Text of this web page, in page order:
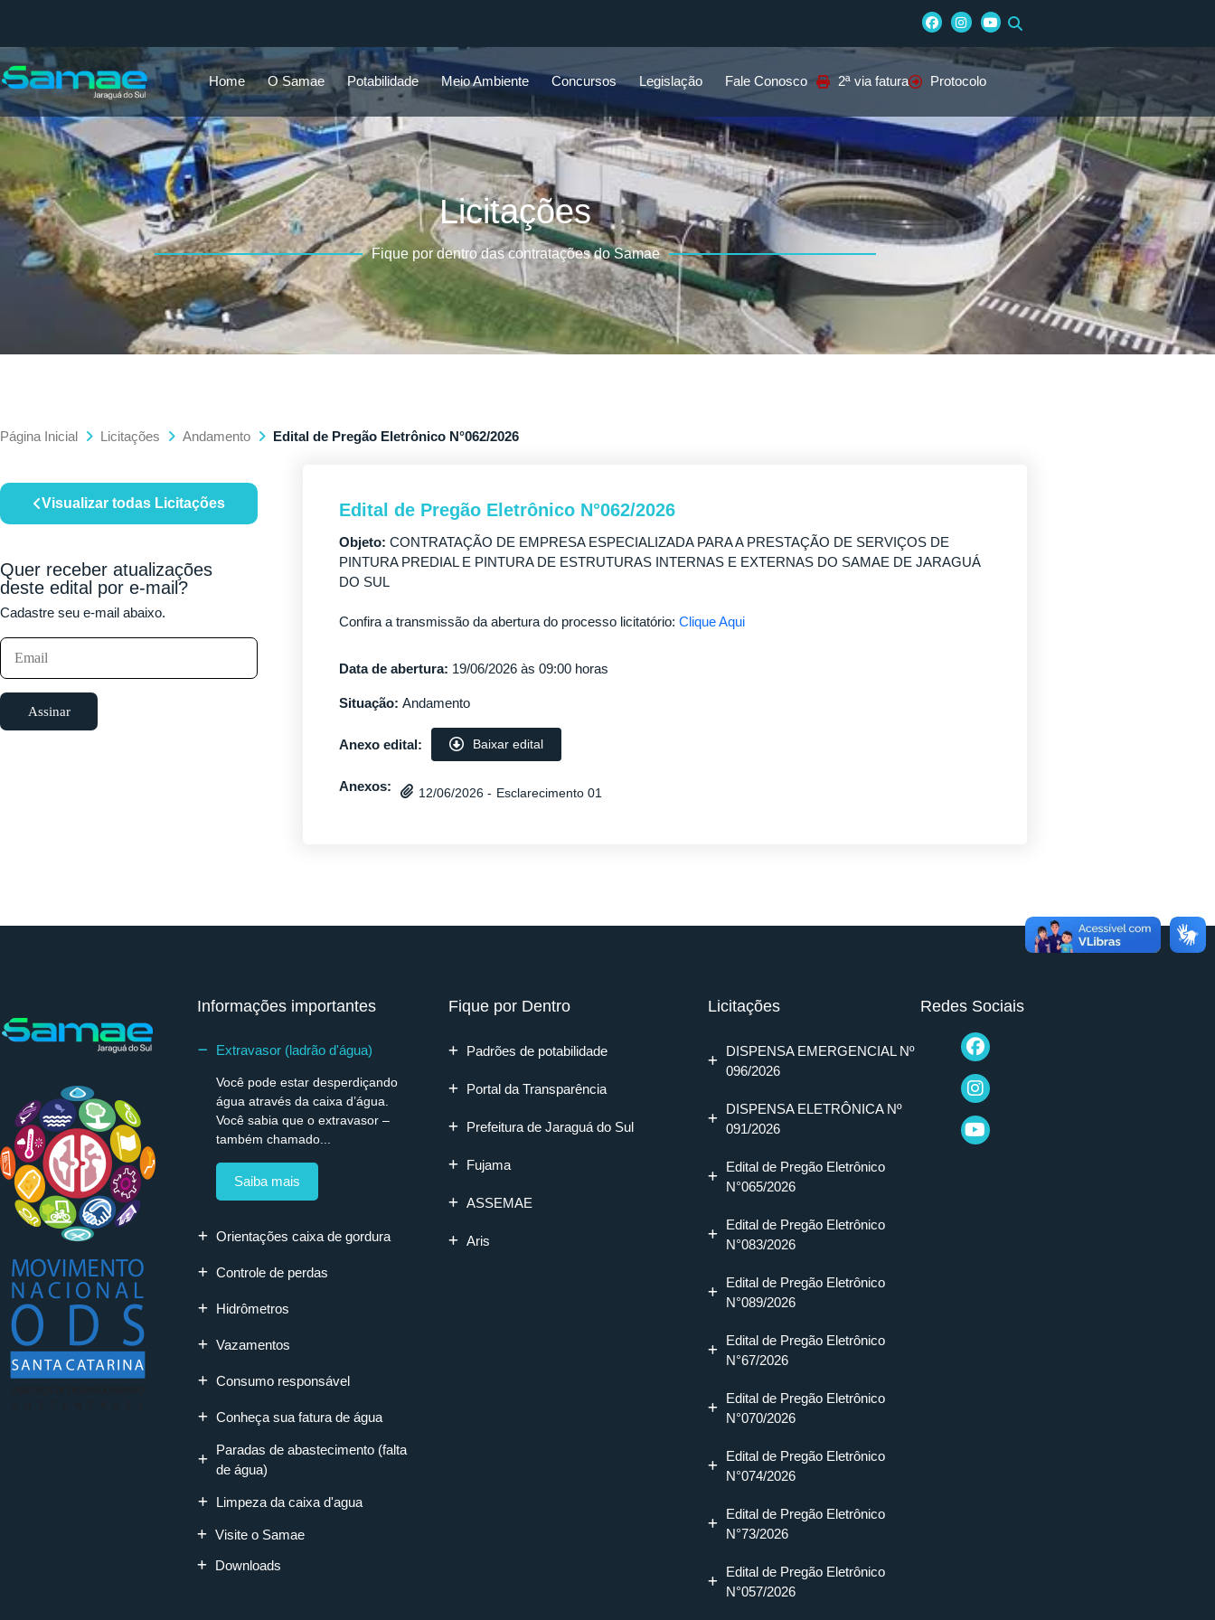
Home O Samae Potabilidade Meio Ambiente Concursos Legislação Fale Conosco 2ª via fatura Protocolo
Licitações
Fique por dentro das contratações do Samae
Página Inicial Licitações Andamento Edital de Pregão Eletrônico N°062/2026
Visualizar todas Licitações
Quer receber atualizações
deste edital por e-mail?
Cadastre seu e-mail abaixo.
Assinar
Edital de Pregão Eletrônico N°062/2026
Objeto: CONTRATAÇÃO DE EMPRESA ESPECIALIZADA PARA A PRESTAÇÃO DE SERVIÇOS DE
PINTURA PREDIAL E PINTURA DE ESTRUTURAS INTERNAS E EXTERNAS DO SAMAE DE JARAGUÁ
DO SUL
Confira a transmissão da abertura do processo licitatório: Clique Aqui
Data de abertura: 19/06/2026 às 09:00 horas
Situação: Andamento
Anexo edital: Baixar edital
Anexos: 12/06/2026 - Esclarecimento 01
Informações importantes
Extravasor (ladrão d'água)
Você pode estar desperdiçando
água através da caixa d’água.
Você sabia que o extravasor –
também chamado...
Saiba mais
Orientações caixa de gordura
Controle de perdas
Hidrômetros
Vazamentos
Consumo responsável
Conheça sua fatura de água
Paradas de abastecimento (falta
de água)
Limpeza da caixa d'agua
Visite o Samae
Downloads
Fique por Dentro
Padrões de potabilidade
Portal da Transparência
Prefeitura de Jaraguá do Sul
Fujama
ASSEMAE
Aris
Licitações
DISPENSA EMERGENCIAL Nº
096/2026
DISPENSA ELETRÔNICA Nº
091/2026
Edital de Pregão Eletrônico
N°065/2026
Edital de Pregão Eletrônico
N°083/2026
Edital de Pregão Eletrônico
N°089/2026
Edital de Pregão Eletrônico
N°67/2026
Edital de Pregão Eletrônico
N°070/2026
Edital de Pregão Eletrônico
N°074/2026
Edital de Pregão Eletrônico
N°73/2026
Edital de Pregão Eletrônico
N°057/2026
Redes Sociais